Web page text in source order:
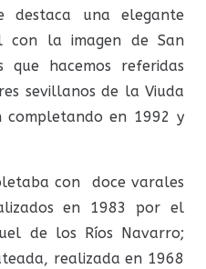
destaca una elegante
con la imagen de San
que hacemos referidas
sevillanos de la Viuda
en 1992 y
con doce varales
en 1983 por el
de los Ríos Navarro;
realizada en 1968